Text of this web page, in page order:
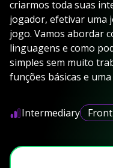
criarmos toda suas
jogador, efetivar uma
jogo. Vamos abordar
linguagens e como
simples sem muito
funções básicas e
Intermediary